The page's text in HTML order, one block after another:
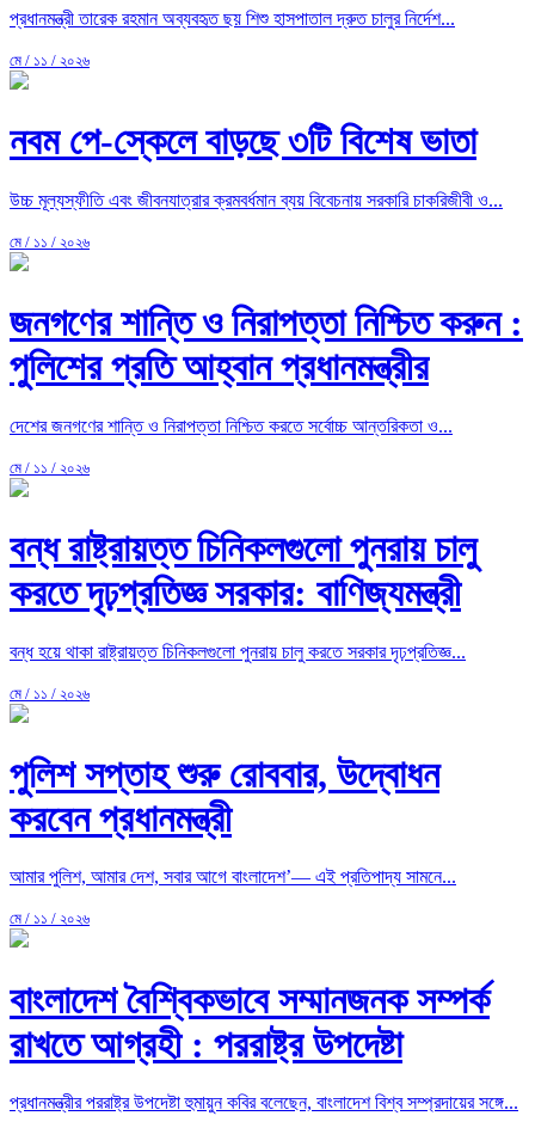
প্রধানমন্ত্রী তারেক রহমান অব্যবহৃত ছয় শিশু হাসপাতাল দ্রুত চালুর নির্দেশ...
মে / ১১ / ২০২৬
নবম পে-স্কেলে বাড়ছে ৩টি বিশেষ ভাতা
উচ্চ মূল্যস্ফীতি এবং জীবনযাত্রার ক্রমবর্ধমান ব্যয় বিবেচনায় সরকারি চাকরিজীবী ও...
মে / ১১ / ২০২৬
জনগণের শান্তি ও নিরাপত্তা নিশ্চিত করুন :
পুলিশের প্রতি আহ্বান প্রধানমন্ত্রীর
দেশের জনগণের শান্তি ও নিরাপত্তা নিশ্চিত করতে সর্বোচ্চ আন্তরিকতা ও...
মে / ১১ / ২০২৬
বন্ধ রাষ্ট্রায়ত্ত চিনিকলগুলো পুনরায় চালু
করতে দৃঢ়প্রতিজ্ঞ সরকার: বাণিজ্যমন্ত্রী
বন্ধ হয়ে থাকা রাষ্ট্রায়ত্ত চিনিকলগুলো পুনরায় চালু করতে সরকার দৃঢ়প্রতিজ্ঞ...
মে / ১১ / ২০২৬
পুলিশ সপ্তাহ শুরু রোববার, উদ্বোধন
করবেন প্রধানমন্ত্রী
আমার পুলিশ, আমার দেশ, সবার আগে বাংলাদেশ’— এই প্রতিপাদ্য সামনে...
মে / ১১ / ২০২৬
বাংলাদেশ বৈশ্বিকভাবে সম্মানজনক সম্পর্ক
রাখতে আগ্রহী : পররাষ্ট্র উপদেষ্টা
প্রধানমন্ত্রীর পররাষ্ট্র উপদেষ্টা হুমায়ুন কবির বলেছেন, বাংলাদেশ বিশ্ব সম্প্রদায়ের সঙ্গে...